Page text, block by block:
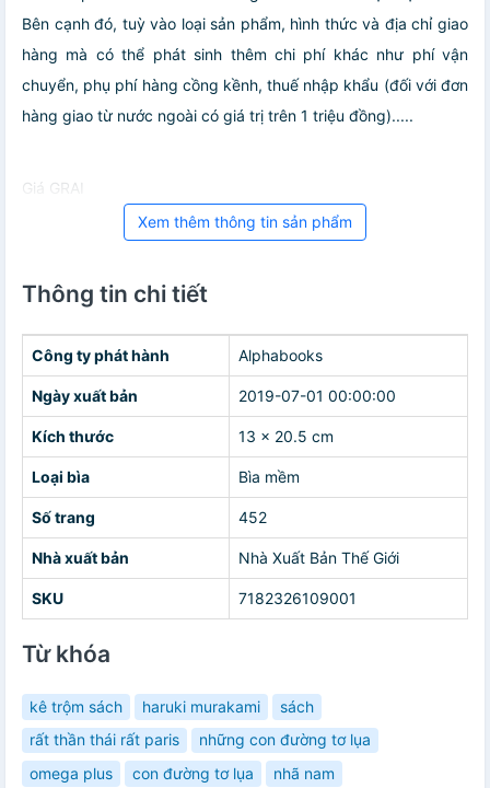
Bên cạnh đó, tuỳ vào loại sản phẩm, hình thức và địa chỉ giao
hàng mà có thể phát sinh thêm chi phí khác như phí vận
chuyển, phụ phí hàng cồng kềnh, thuế nhập khẩu (đối với đơn
hàng giao từ nước ngoài có giá trị trên 1 triệu đồng).....
Giá GRAI
Xem thêm thông tin sản phẩm
Thông tin chi tiết
Công ty phát hành Alphabooks
Ngày xuất bản 2019-07-01 00:00:00
Kích thước 13 x 20.5 cm
Loại bìa Bìa mềm
Số trang 452
Nhà xuất bản Nhà Xuất Bản Thế Giới
SKU 7182326109001
Từ khóa
kê trộm sách haruki murakami
sách
rất thần thái rất paris
những con đường tơ lụa
omega plus
con đường tơ lụa
nhã nam